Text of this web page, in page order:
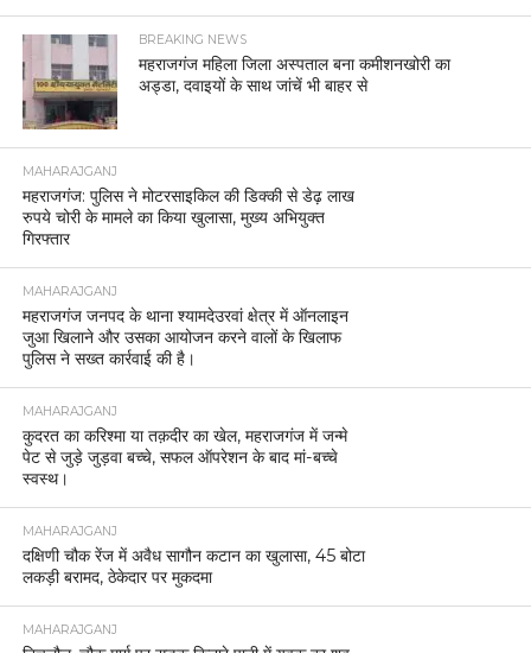
BREAKING NEWS
महराजगंज महिला जिला अस्पताल बना कमीशनखोरी का
अड्डा, दवाइयों के साथ जांचें भी बाहर से
MAHARAJGANJ
महराजगंज: पुलिस ने मोटरसाइकिल की डिक्की से डेढ़ लाख
रुपये चोरी के मामले का किया खुलासा, मुख्य अभियुक्त
गिरफ्तार
MAHARAJGANJ
महराजगंज जनपद के थाना श्यामदेउरवां क्षेत्र में ऑनलाइन
जुआ खिलाने और उसका आयोजन करने वालों के खिलाफ
पुलिस ने सख्त कार्रवाई की है।
MAHARAJGANJ
कुदरत का करिश्मा या तक़दीर का खेल, महराजगंज में जन्मे
पेट से जुड़े जुड़वा बच्चे, सफल ऑपरेशन के बाद मां-बच्चे
स्वस्थ।
MAHARAJGANJ
दक्षिणी चौक रेंज में अवैध सागौन कटान का खुलासा, 45 बोटा
लकड़ी बरामद, ठेकेदार पर मुकदमा
MAHARAJGANJ